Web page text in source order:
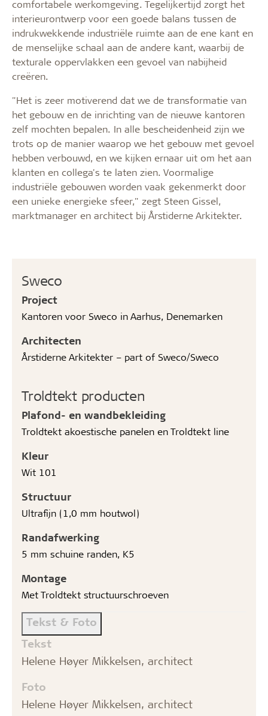
Sweco
Project
Kantoren voor Sweco in Aarhus, Denemarken
Architecten
Årstiderne Arkitekter – part of Sweco/Sweco
Troldtekt producten
Plafond- en wandbekleiding
Troldtekt akoestische panelen en Troldtekt line
Kleur
Wit 101
Structuur
Ultrafijn (1,0 mm houtwol)
Randafwerking
5 mm schuine randen, K5
Montage
Met Troldtekt structuurschroeven
Tekst & Foto
Tekst
Helene Høyer Mikkelsen, architect
Foto
Helene Høyer Mikkelsen, architect
comfortabele werkomgeving. Tegelijkertijd zorgt het
interieurontwerp voor een goede balans tussen de
indrukwekkende industriële ruimte aan de ene kant en
de menselijke schaal aan de andere kant, waarbij de
texturale oppervlakken een gevoel van nabijheid
creëren.
"Het is zeer motiverend dat we de transformatie van
het gebouw en de inrichting van de nieuwe kantoren
zelf mochten bepalen. In alle bescheidenheid zijn we
trots op de manier waarop we het gebouw met gevoel
hebben verbouwd, en we kijken ernaar uit om het aan
klanten en collega's te laten zien. Voormalige
industriële gebouwen worden vaak gekenmerkt door
een unieke energieke sfeer," zegt Steen Gissel,
marktmanager en architect bij Årstiderne Arkitekter.